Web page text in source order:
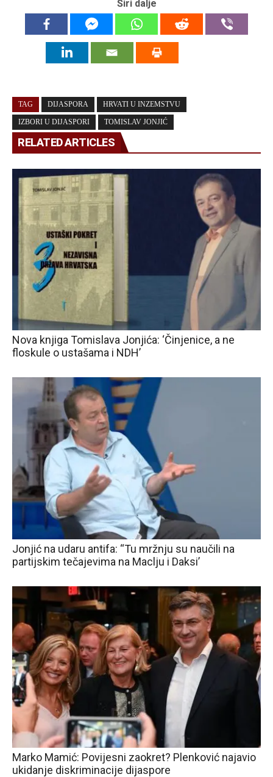
Širi dalje
TAG DIJASPORA HRVATI U INZEMSTVU
IZBORI U DIJASPORI TOMISLAV JONJIĆ
RELATED ARTICLES
Nova knjiga Tomislava Jonjića: ‘Činjenice, a ne
floskule o ustašama i NDH’
Jonjić na udaru antifa: “Tu mržnju su naučili na
partijskim tečajevima na Maclju i Daksi’
Marko Mamić: Povijesni zaokret? Plenković najavio
ukidanje diskriminacije dijaspore